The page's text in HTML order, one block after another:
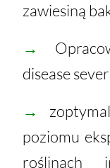
zawiesiną
→
disease
→
poziomu
roślinach